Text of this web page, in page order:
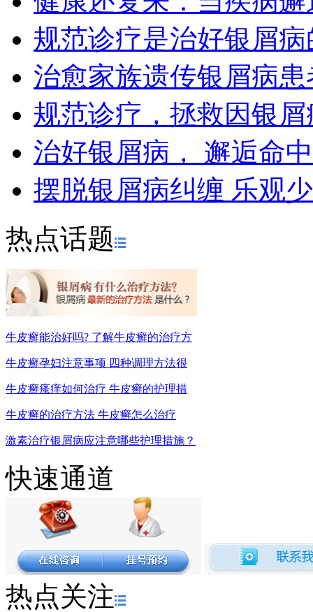
规范诊疗是治好银屑病
治愈家族遗传银屑病患
规范诊疗，拯救因银屑
治好银屑病， 邂逅命
摆脱银屑病纠缠 乐观
热点话题
牛皮癣能治好吗? 了解牛皮癣的治疗方
牛皮癣孕妇注意事项 四种调理方法很
牛皮癣瘙痒如何治疗 牛皮癣的护理措
牛皮癣的治疗方法 牛皮癣怎么治疗
激素治疗银屑病应注意哪些护理措施？
快速通道
热点关注